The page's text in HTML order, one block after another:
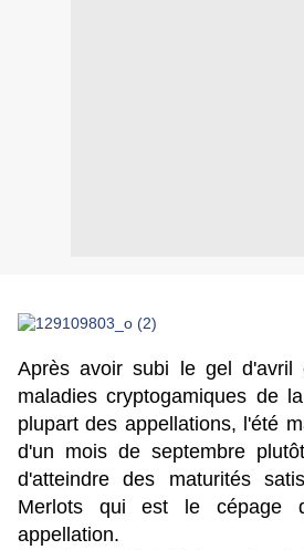
Après avoir subi le gel d'avril
maladies cryptogamiques de
plupart des appellations, l'été
d'un mois de septembre
d'atteindre des maturités
Merlots qui est le cépage
appellation.